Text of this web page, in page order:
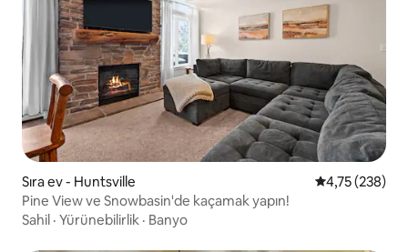
Sıra ev - Huntsville 5 üzerinden
4,75 (238)
Pine View ve Snowbasin'de kaçamak yapın!
Sahil · Yürünebilirlik · Banyo